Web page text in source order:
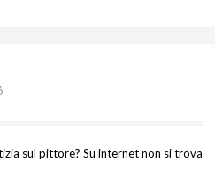
sul pittore? Su internet non si trova